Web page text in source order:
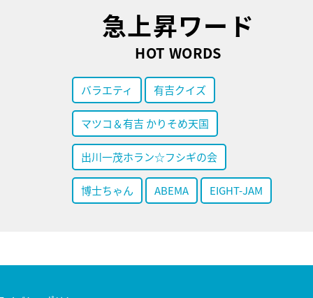
急上昇ワード
HOT WORDS
バラエティ 有吉クイズ
マツコ＆有吉 かりそめ天国
出川一茂ホラン☆フシギの会
博士ちゃん ABEMA EIGHT-JAM